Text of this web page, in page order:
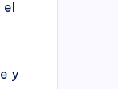
el
y